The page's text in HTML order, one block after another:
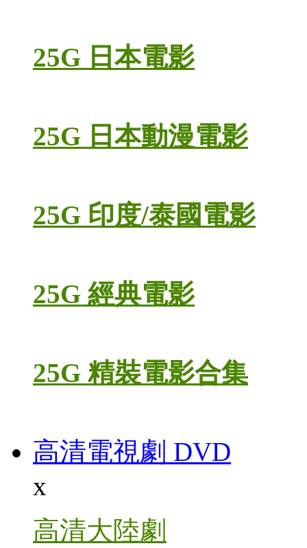
25G 日本電影
25G 日本動漫電影
25G 印度/泰國電影
25G 經典電影
25G 精裝電影合集
高清電視劇 DVD
x
高清大陸劇